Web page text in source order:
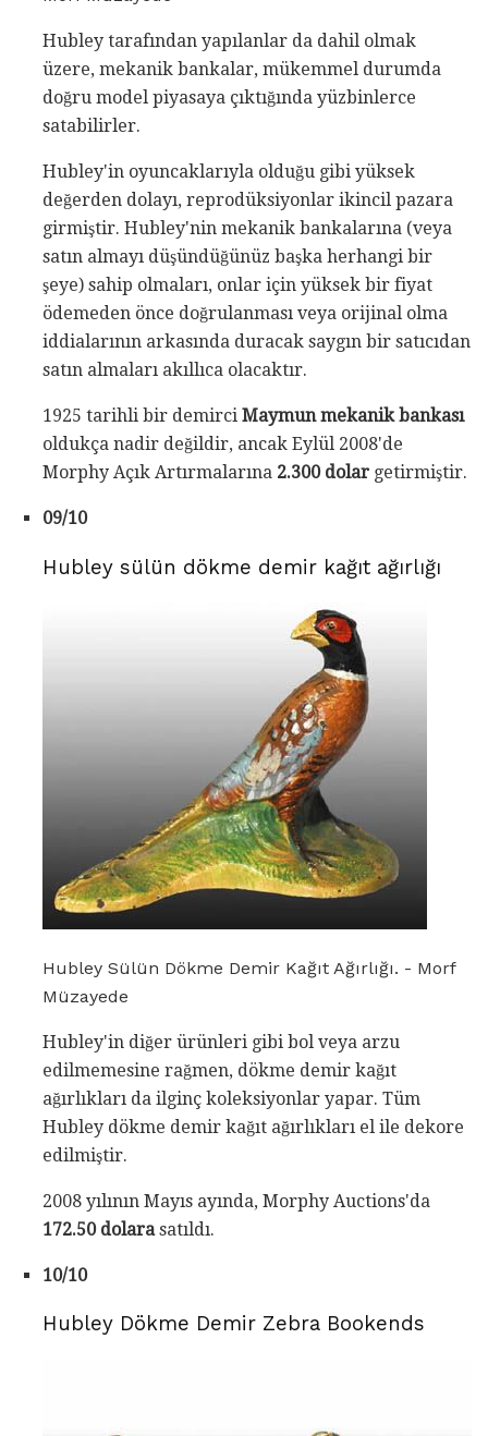
Hubley tarafından yapılanlar da dahil olmak
üzere, mekanik bankalar, mükemmel durumda
doğru model piyasaya çıktığında yüzbinlerce
satabilirler.
Hubley'in oyuncaklarıyla olduğu gibi yüksek
değerden dolayı, reprodüksiyonlar ikincil pazara
girmiştir. Hubley'nin mekanik bankalarına (veya
satın almayı düşündüğünüz başka herhangi bir
şeye) sahip olmaları, onlar için yüksek bir fiyat
ödemeden önce doğrulanması veya orijinal olma
iddialarının arkasında duracak saygın bir satıcıdan
satın almaları akıllıca olacaktır.
1925 tarihli bir demirci Maymun mekanik bankası
oldukça nadir değildir, ancak Eylül 2008'de
Morphy Açık Artırmalarına 2.300 dolar getirmiştir.
09/10
Hubley sülün dökme demir kağıt ağırlığı
Hubley Sülün Dökme Demir Kağıt Ağırlığı. - Morf
Müzayede
Hubley'in diğer ürünleri gibi bol veya arzu
edilmemesine rağmen, dökme demir kağıt
ağırlıkları da ilginç koleksiyonlar yapar. Tüm
Hubley dökme demir kağıt ağırlıkları el ile dekore
edilmiştir.
2008 yılının Mayıs ayında, Morphy Auctions'da
172.50 dolarasatıldı.
10/10
Hubley Dökme Demir Zebra Bookends